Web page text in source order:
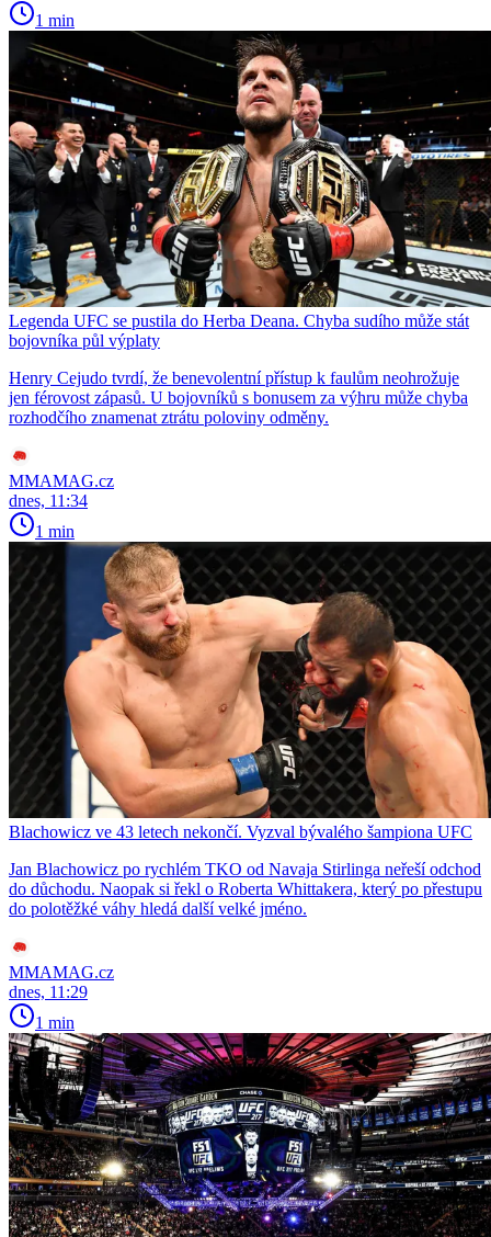
1 min
Legenda UFC se pustila do Herba Deana. Chyba sudího může stát
bojovníka půl výplaty
Henry Cejudo tvrdí, že benevolentní přístup k faulům neohrožuje
jen férovost zápasů. U bojovníků s bonusem za výhru může chyba
rozhodčího znamenat ztrátu poloviny odměny.
MMAMAG.cz
dnes, 11:34
1 min
Blachowicz ve 43 letech nekončí. Vyzval bývalého šampiona UFC
Jan Blachowicz po rychlém TKO od Navaja Stirlinga neřeší odchod
do důchodu. Naopak si řekl o Roberta Whittakera, který po přestupu
do polotěžké váhy hledá další velké jméno.
MMAMAG.cz
dnes, 11:29
1 min